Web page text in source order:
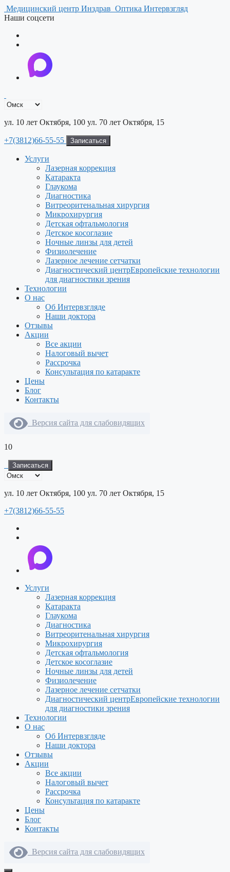
Перейти
к
Медицинский центр Инздрав Оптика Интервзгляд
Наши соцсети
ул. 10 лет Октября, 100 ул. 70 лет Октября, 15
+7(3812)66-55-55 Записаться
Услуги
Лазерная коррекция
Катаракта
Глаукома
Диагностика
Витреоритенальная хирургия
Микрохирургия
Детская офтальмология
Детское косоглазие
Ночные линзы для детей
Физиолечение
Лазерное лечение сетчатки
Диагностический центрЕвропейские технологии
для диагностики зрения
Технологии
О нас
Об Интервзгляде
Наши доктора
Отзывы
Акции
Все акции
Налоговый вычет
Рассрочка
Консультация по катаракте
Цены
Блог
Контакты
Версия сайта для слабовидящих
10
Записаться
ул. 10 лет Октября, 100 ул. 70 лет Октября, 15
+7(3812)66-55-55
Услуги
Лазерная коррекция
Катаракта
Глаукома
Диагностика
Витреоритенальная хирургия
Микрохирургия
Детская офтальмология
Детское косоглазие
Ночные линзы для детей
Физиолечение
Лазерное лечение сетчатки
Диагностический центрЕвропейские технологии
для диагностики зрения
Технологии
О нас
Об Интервзгляде
Наши доктора
Отзывы
Акции
Все акции
Налоговый вычет
Рассрочка
Консультация по катаракте
Цены
Блог
Контакты
Версия сайта для слабовидящих